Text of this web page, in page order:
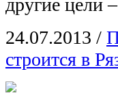
другие
24.07.2013 /
строится в